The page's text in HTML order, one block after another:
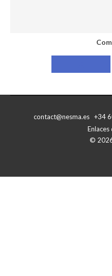
contact@nesma.es +34
©